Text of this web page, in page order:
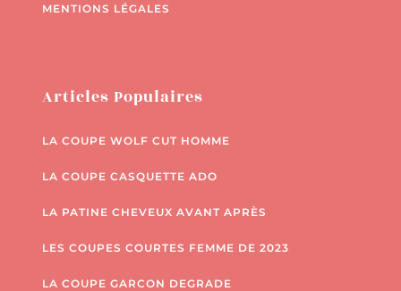
MENTIONS LÉGALES
Articles Populaires
LA COUPE WOLF CUT HOMME
LA COUPE CASQUETTE ADO
LA PATINE CHEVEUX AVANT APRÈS
LES COUPES COURTES FEMME DE 2023
LA COUPE GARCON DEGRADE